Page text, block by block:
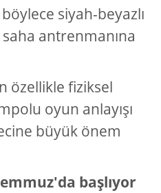
siyah-beyazlı
saha antrenmanına
özellikle fiziksel
oyun anlayışı
büyük önem
başlıyor